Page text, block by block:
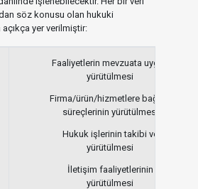
söz konusu olan hukuki
yer verilmiştir:
Faaliyetlerin mevzuata uygun
yürütülmesi
Firma/ürün/hizmetlere bağlılık
süreçlerinin yürütülmesi
Hukuk işlerinin takibi ve
yürütülmesi
İletişim faaliyetlerinin
yürütülmesi